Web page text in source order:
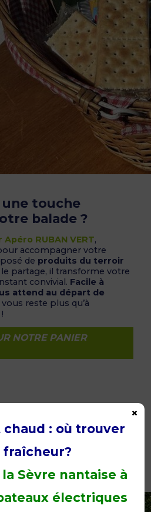
une touche
balade ?
Apéro RUBAN VERT,
accompagner votre
de produits du terroir
partage, il transforme votre
convivial. Facile à
attend au départ de
vous reste plus qu’à
NOTRE PANIER
nos 4 bases…
: où trouver
fraîcheur?
Sèvre nantaise à
électriques
×